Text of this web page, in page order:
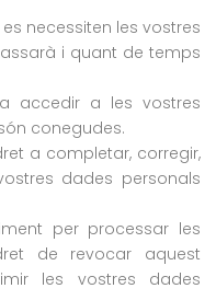
necessiten les vostres
i quant de temps
accedir a les vostres
conegudes.
a completar, corregir,
dades personals
per processar les
de revocar aquest
les vostres dades